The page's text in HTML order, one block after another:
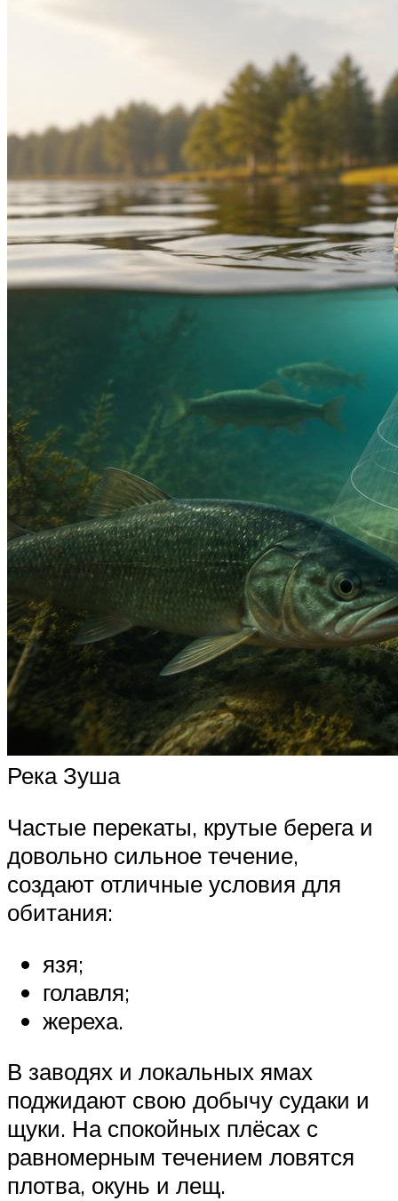
Река Зуша
Частые перекаты, крутые берега и
довольно сильное течение,
создают отличные условия для
обитания:
язя;
голавля;
жереха.
В заводях и локальных ямах
поджидают свою добычу судаки и
щуки. На спокойных плёсах с
равномерным течением ловятся
плотва, окунь и лещ.